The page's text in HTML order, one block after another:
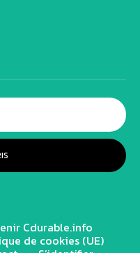
Cdurable.info
de cookies (UE)